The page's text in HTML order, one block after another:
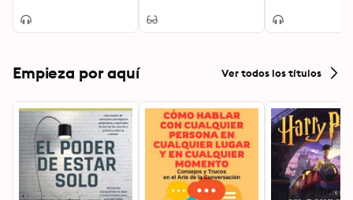
Carlota.
Empieza por aquí Ver todos los títulos